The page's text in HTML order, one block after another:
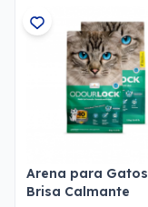
Arena para Gatos
Brisa Calmante